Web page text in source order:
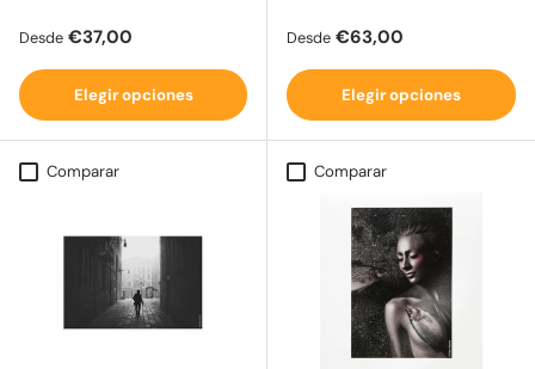
Precio normal
Desde €37,00
Elegir opciones
Precio normal
Desde €63,00
Elegir opciones
Comparar Comparar